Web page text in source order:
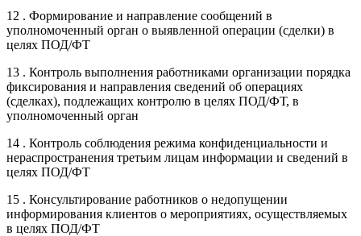
12 . Формирование и направление сообщений в
уполномоченный орган о выявленной операции (сделки) в
целях ПОД/ФТ
13 . Контроль выполнения работниками организации порядка
фиксирования и направления сведений об операциях
(сделках), подлежащих контролю в целях ПОД/ФТ, в
уполномоченный орган
14 . Контроль соблюдения режима конфиденциальности и
нераспространения третьим лицам информации и сведений в
целях ПОД/ФТ
15 . Консультирование работников о недопущении
информирования клиентов о мероприятиях, осуществляемых
в целях ПОД/ФТ